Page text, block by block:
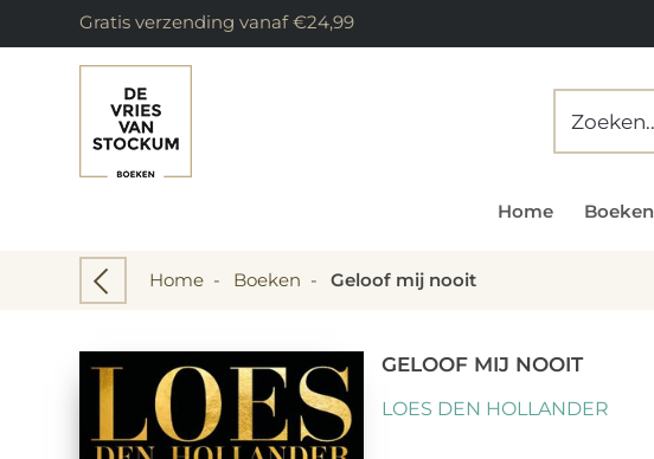
Gratis verzending vanaf €24,99
Home Boeken
Home - Boeken - Geloof mij nooit
GELOOF MIJ NOOIT
LOES DEN HOLLANDER